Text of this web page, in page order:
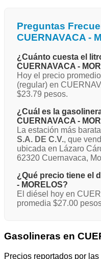
Preguntas
CUERNAVACA -
¿Cuánto cuesta el
CUERNAVACA -
Hoy el precio
(regular) en
$23.79 pesos.
¿Cuál es la
CUERNAVACA -
La estación más
S.A. DE C.V., que
ubicada en Lázaro
62320 Cuernavaca,
¿Qué precio tiene el
- MORELOS?
El diésel hoy en
promedia $27.00
Gasolineras en
Precios reportados por